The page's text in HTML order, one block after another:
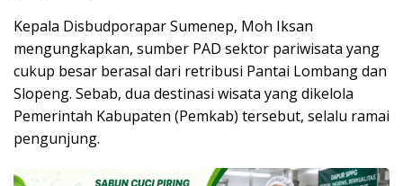
Kepala Disbudporapar Sumenep, Moh Iksan
mengungkapkan, sumber PAD sektor pariwisata yang
cukup besar berasal dari retribusi Pantai Lombang dan
Slopeng. Sebab, dua destinasi wisata yang dikelola
Pemerintah Kabupaten (Pemkab) tersebut, selalu ramai
pengunjung.